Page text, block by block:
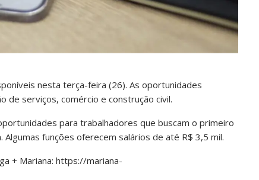
nesta terça-feira (26). As oportunidades
de serviços, comércio e construção civil.
para trabalhadores que buscam o primeiro
funções oferecem salários de até R$ 3,5 mil.
+ Mariana: https://mariana-